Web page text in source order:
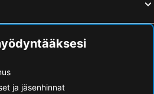
ja jäsenhinnat